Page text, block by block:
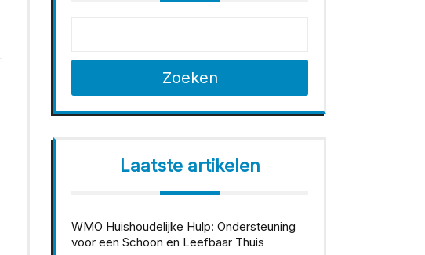
Zoeken
Laatste artikelen
WMO Huishoudelijke Hulp: Ondersteuning
voor een Schoon en Leefbaar Thuis